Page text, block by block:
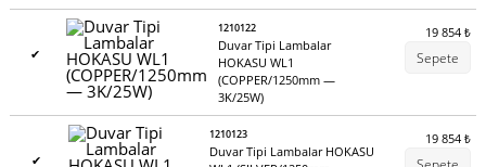
✔
1210122
Duvar Tipi Lambalar
HOKASU WL1
(COPPER/1250mm —
3K/25W)
19 854₺
Sepete
✔
1210123
Duvar Tipi Lambalar HOKASU
19 854₺